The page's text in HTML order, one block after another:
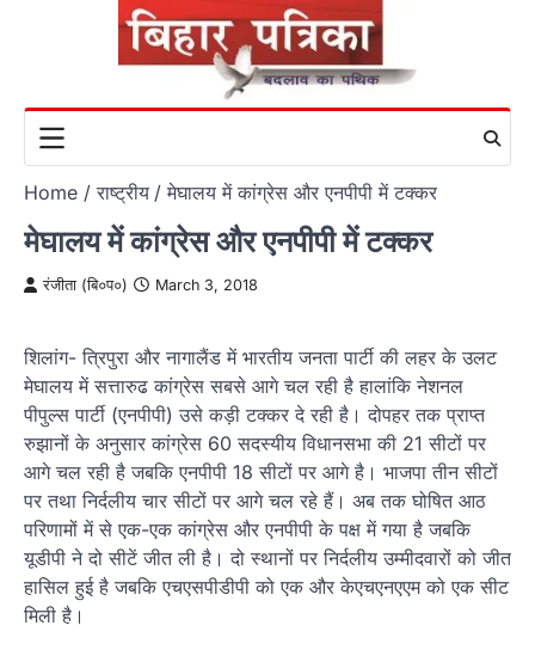
Home राष्ट्रीय मेघालय में कांग्रेस और एनपीपी में टक्कर
मेघालय में कांग्रेस और एनपीपी में टक्कर
रंजीता (बि०प०) March 3, 2018
शिलांग- त्रिपुरा और नागालैंड में भारतीय जनता पार्टी की लहर के उलट
मेघालय में सत्तारुढ कांग्रेस सबसे आगे चल रही है हालांकि नेशनल
पीपुल्स पार्टी (एनपीपी) उसे कड़ी टक्कर दे रही है। दोपहर तक प्राप्त
रुझानों के अनुसार कांग्रेस 60 सदस्यीय विधानसभा की 21 सीटों पर
आगे चल रही है जबकि एनपीपी 18 सीटों पर आगे है। भाजपा तीन सीटों
पर तथा निर्दलीय चार सीटों पर आगे चल रहे हैं। अब तक घोषित आठ
परिणामों में से एक-एक कांग्रेस और एनपीपी के पक्ष में गया है जबकि
यूडीपी ने दो सीटें जीत ली है। दो स्थानों पर निर्दलीय उम्मीदवारों को जीत
हासिल हुई है जबकि एचएसपीडीपी को एक और केएचएनएएम को एक सीट
मिली है।